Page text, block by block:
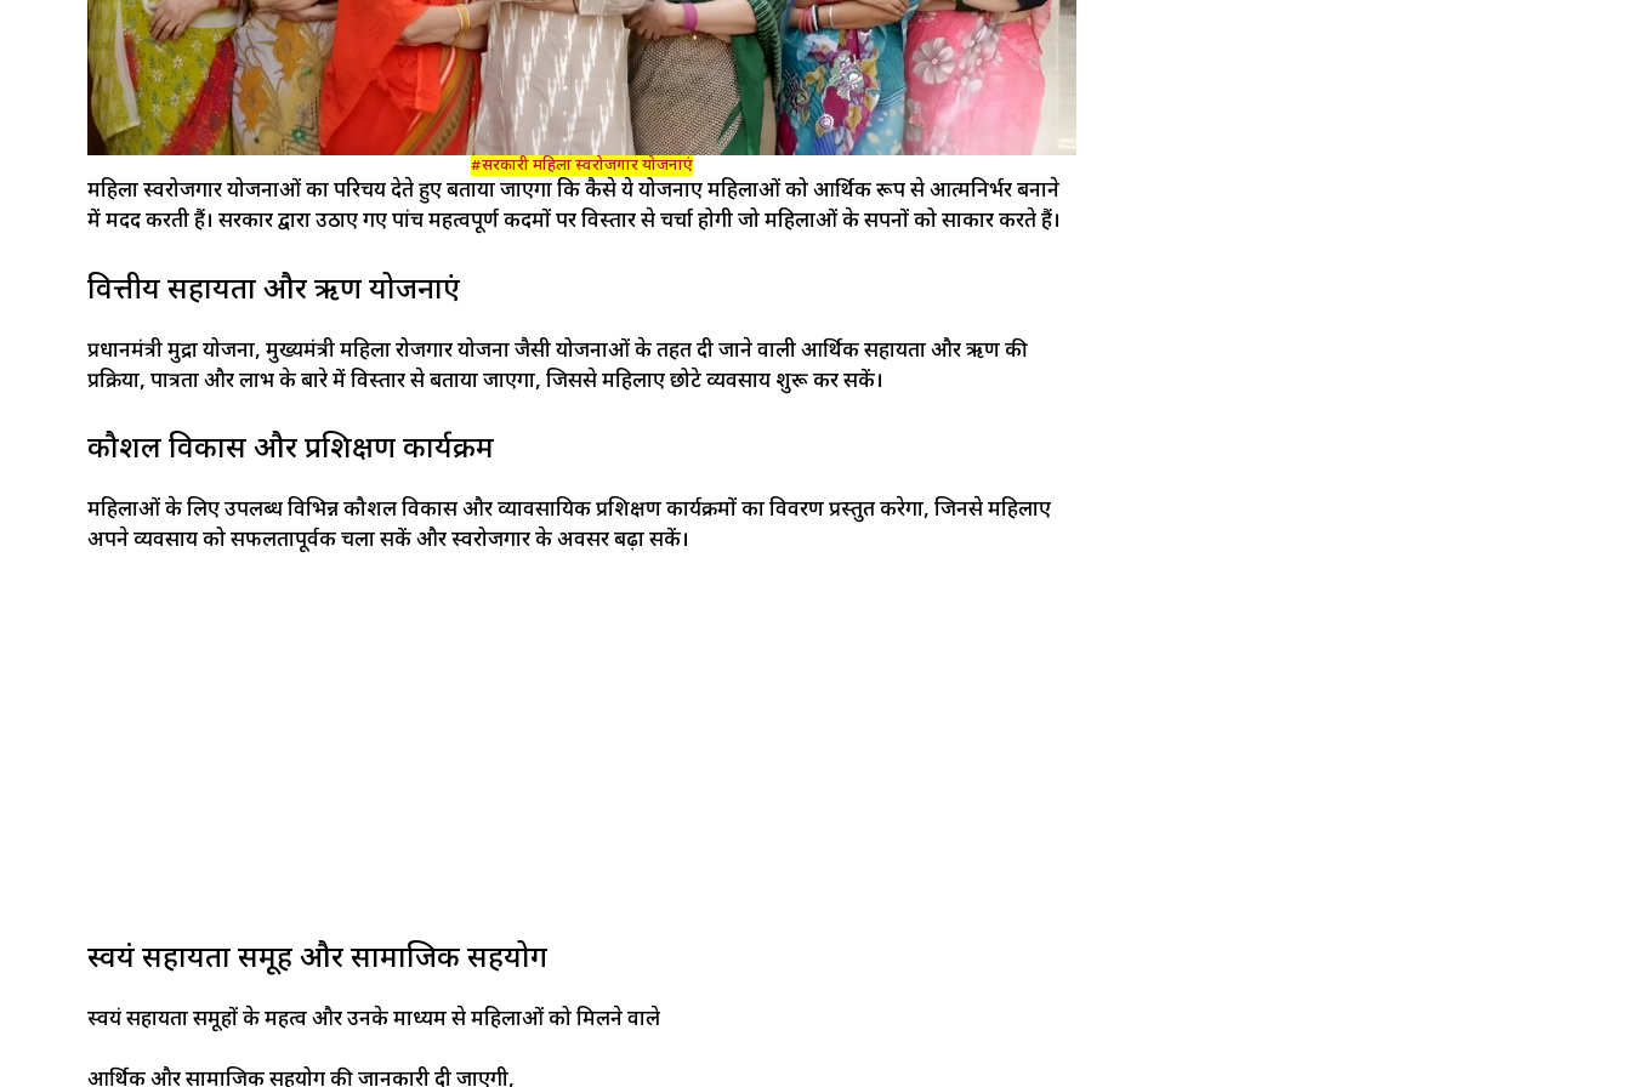
#सरकारी महिला स्वरोजगार योजनाएं
महिला स्वरोजगार योजनाओं का परिचय देते हुए बताया जाएगा कि कैसे ये योजनाएं महिलाओं को आर्थिक रूप से आत्मनिर्भर बनाने
में मदद करती हैं। सरकार द्वारा उठाए गए पांच महत्वपूर्ण कदमों पर विस्तार से चर्चा होगी जो महिलाओं के सपनों को साकार करते हैं।
वित्तीय सहायता और ऋण योजनाएं
प्रधानमंत्री मुद्रा योजना, मुख्यमंत्री महिला रोजगार योजना जैसी योजनाओं के तहत दी जाने वाली आर्थिक सहायता और ऋण की
प्रक्रिया, पात्रता और लाभ के बारे में विस्तार से बताया जाएगा, जिससे महिलाएं छोटे व्यवसाय शुरू कर सकें।
कौशल विकास और प्रशिक्षण कार्यक्रम
महिलाओं के लिए उपलब्ध विभिन्न कौशल विकास और व्यावसायिक प्रशिक्षण कार्यक्रमों का विवरण प्रस्तुत करेगा, जिनसे महिलाएं
अपने व्यवसाय को सफलतापूर्वक चला सकें और स्वरोजगार के अवसर बढ़ा सकें।
स्वयं सहायता समूह और सामाजिक सहयोग
स्वयं सहायता समूहों के महत्व और उनके माध्यम से महिलाओं को मिलने वाले
आर्थिक और सामाजिक सहयोग की जानकारी दी जाएगी,